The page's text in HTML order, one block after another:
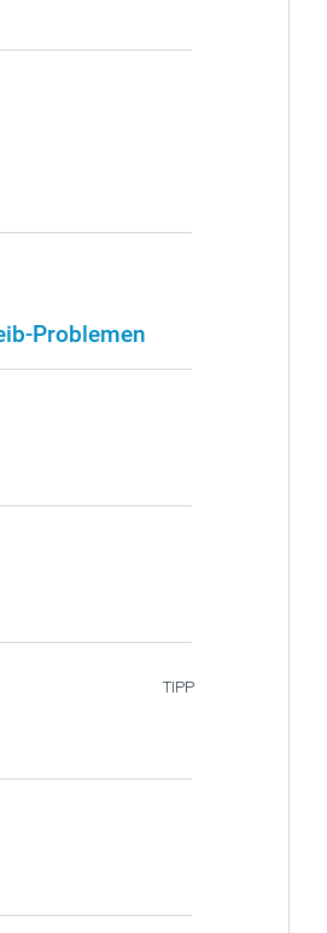
Problemen
TIPP